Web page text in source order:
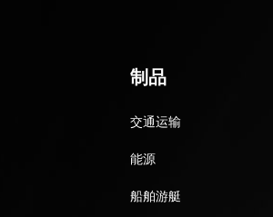
制品
交通运输
能源
船舶游艇